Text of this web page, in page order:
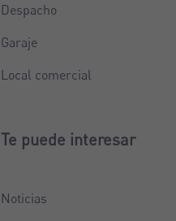
Despacho
Garaje
Local comercial
Te puede interesar
Noticias